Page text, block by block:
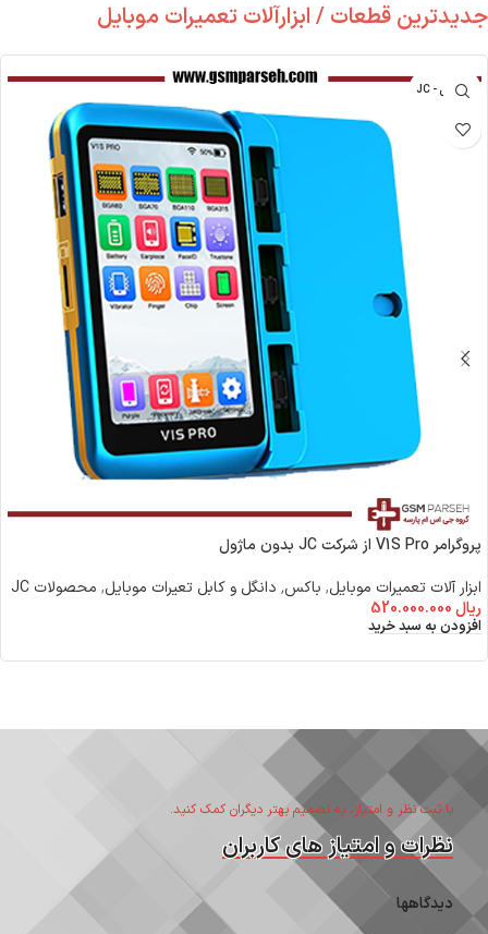
جدیدترین قطعات / ابزارآلات تعمیرات موبایل
جی سی - JC
پروگرامر V1S Pro از شرکت JC بدون ماژول
ابزار آلات تعمیرات موبایل, باکس٬ دانگل و کابل تعیرات موبایل , محصولات JC
ریال
افزودن به سبد خرید
با ثبت نظر و امتیاز، به تصمیم بهتر دیگران کمک کنید.
نظرات و امتیاز های کاربران
دیدگاهها